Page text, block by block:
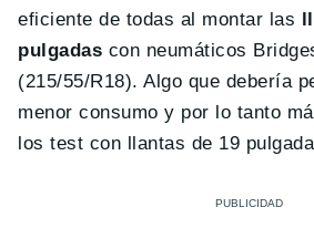
eficiente de todas al montar las
pulgadas con neumáticos
(215/55/R18). Algo que debería
menor consumo y por lo tanto
los test con llantas de 19